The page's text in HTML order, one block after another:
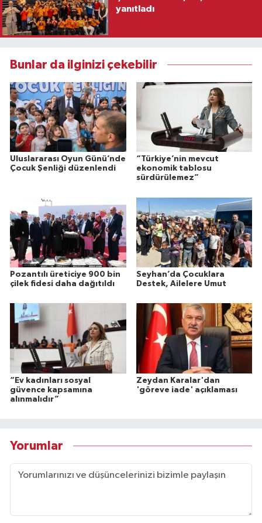
yanıtladı
Bunlar da ilginizi çekebilir
Uluslararası Oyun Günü’nde
Çocuk Şenliği düzenlendi
“Türkiye’nin mevcut
ekonomik tablosu
sürdürülemez”
Pozantılı üreticiye 900 bin
çilek fidesi daha dağıtıldı
Seyhan’da Çocuklara
Destek, Ailelere Umut
“Ev kadınları sosyal
güvence kapsamına
alınmalıdır”
Zeydan Karalar'dan
'göreve iade' açıklaması
Yorumlar